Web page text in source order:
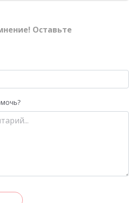
Оставьте